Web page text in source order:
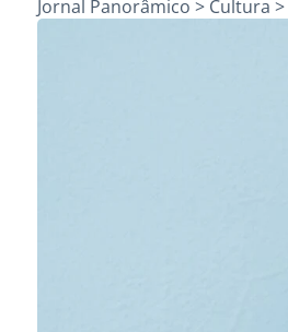
Jornal Panorâmico > Cultura >